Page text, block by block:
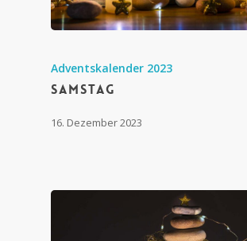
Adventskalender 2023
Samstag
16. Dezember 2023